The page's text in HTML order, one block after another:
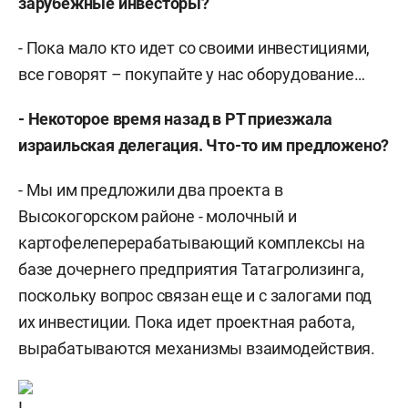
- Пока мало кто идет со своими инвестициями,
все говорят – покупайте у нас оборудование…
- Некоторое время назад в РТ приезжала
израильская делегация. Что-то им предложено?
- Мы им предложили два проекта в
Высокогорском районе - молочный и
картофелеперерабатывающий комплексы на
базе дочернего предприятия Татагролизинга,
поскольку вопрос связан еще и с залогами под
их инвестиции. Пока идет проектная работа,
вырабатываются механизмы взаимодействия.